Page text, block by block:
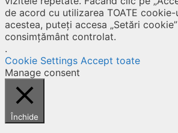
de acord cu utilizarea TOATE
acestea, puteți accesa „Setări
consimțământ controlat.
.
Cookie Settings Accept toate
Manage consent
Închide